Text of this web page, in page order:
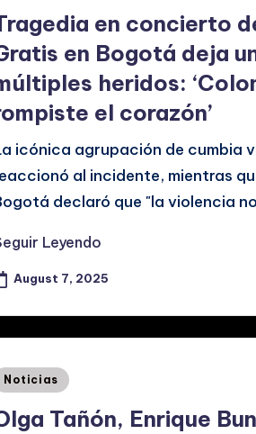
en concierto
en Bogotá deja
heridos:
el corazón’
icónica agrupación de cumbia
al incidente, mientras
declaró que "la violencia
Leyendo
August 7, 2025
Noticias
Tañón, Enrique